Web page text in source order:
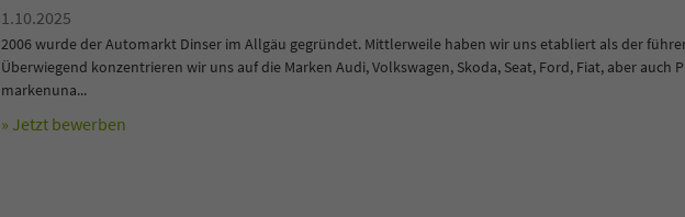
1.10.2025
2006 wurde der Automarkt Dinser im Allgäu gegründet. Mittlerweile haben wir uns etabliert als der
Überwiegend konzentrieren wir uns auf die Marken Audi, Volkswagen, Skoda, Seat, Ford, Fiat, aber auch
markenuna...
» Jetzt bewerben